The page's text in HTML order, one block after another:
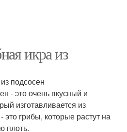
икра из
подсосен
- это очень вкусный и
изготавливается из
это грибы, которые растут на
плоть.